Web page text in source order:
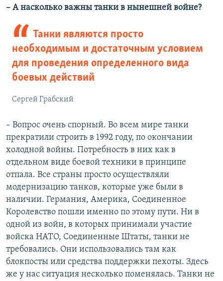
– А насколько важны танки в нынешней войне?
Танки являются просто
необходимым и достаточным условием
для проведения определенного вида
боевых действий
Сергей Грабский
– Вопрос очень спорный. Во всем мире танки
прекратили строить в 1992 году, по окончании
холодной войны. Потребность в них как в
отдельном виде боевой техники в принципе
отпала. Все страны просто осуществляли
модернизацию танков, которые уже были в
наличии. Германия, Америка, Соединенное
Королевство пошли именно по этому пути. Ни в
одной из войн, в которых принимали участие
войска НАТО, Соединенные Штаты, танки не
требовались. Они использовались там как
блокпосты или средства поддержки пехоты. Здесь
же у нас ситуация несколько поменялась. Танки не